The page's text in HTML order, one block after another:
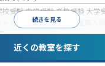
続きを見る
校受験中学受験高校受験 大学
ト対策
学習習慣の定着 推薦入試
校生に対応1科目から受講可能
近くの教室を探す